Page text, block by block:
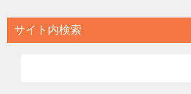
サイト内検索